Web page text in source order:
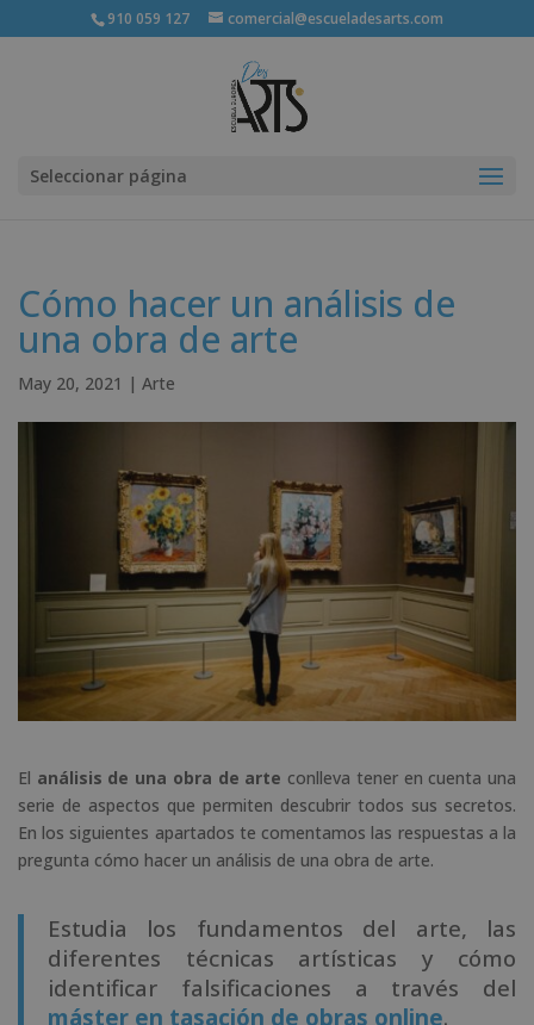
910 059 127 comercial@escueladesarts.com
Seleccionar página
Cómo hacer un análisis de
una obra de arte
May 20, 2021 | Arte
El análisis de una obra de arte conlleva tener en cuenta una
serie de aspectos que permiten descubrir todos sus secretos.
En los siguientes apartados te comentamos las respuestas a la
pregunta cómo hacer un análisis de una obra de arte.
Estudia los fundamentos del arte, las
diferentes técnicas artísticas y cómo
identificar falsificaciones a través del
máster en tasación de obras online.